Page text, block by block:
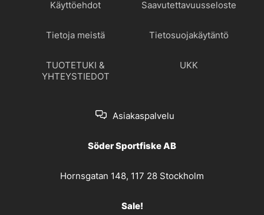
Käyttöehdot Saavutettavuusseloste
Tietoja meistä Tietosuojakäytäntö
TUOTETUKI &
YHTEYSTIEDOT
UKK
Asiakaspalvelu
Söder Sportfiske AB
Hornsgatan 148, 117 28 Stockholm
Sale!